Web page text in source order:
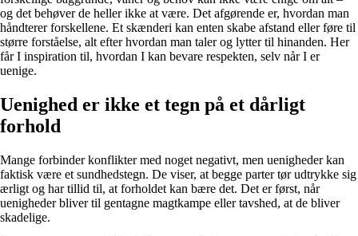
og det behøver de heller ikke at være. Det afgørende er, hvordan man
håndterer forskellene. Et skænderi kan enten skabe afstand eller føre til
større forståelse, alt efter hvordan man taler og lytter til hinanden. Her
får I inspiration til, hvordan I kan bevare respekten, selv når I er
uenige.
Uenighed er ikke et tegn på et dårligt
forhold
Mange forbinder konflikter med noget negativt, men uenigheder kan
faktisk være et sundhedstegn. De viser, at begge parter tør udtrykke sig
ærligt og har tillid til, at forholdet kan bære det. Det er først, når
uenigheder bliver til gentagne magtkampe eller tavshed, at de bliver
skadelige.